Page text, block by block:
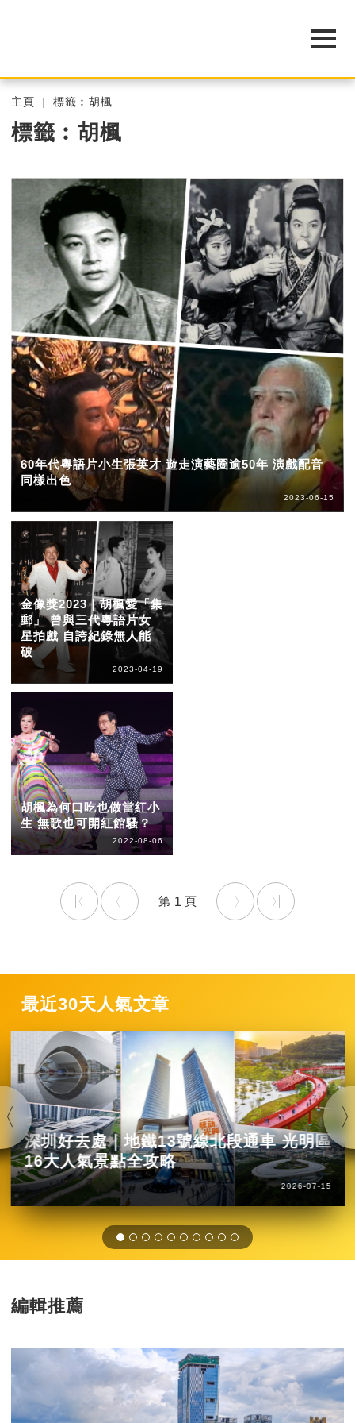
主頁 標籤︰胡楓
標籤︰胡楓
60年代粵語片小生張英才 遊走演藝圈逾50年 演戲配音
同樣出色
2023-06-15
金像獎2023｜胡楓愛「集
郵」 曾與三代粵語片女
星拍戲 自誇紀錄無人能
破
2023-04-19
胡楓為何口吃也做當紅小
生 無歌也可開紅館騷？
2022-08-06
1
最近30天人氣文章
深圳好去處｜地鐵13號線北段通車 光明區
16大人氣景點全攻略
2026-07-15
編輯推薦